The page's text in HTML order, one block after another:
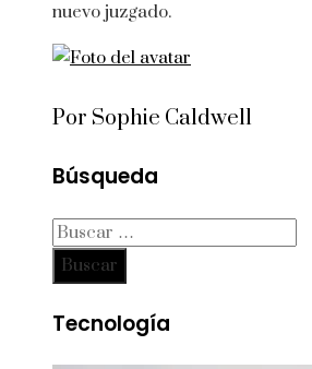
nuevo juzgado.
Por Sophie Caldwell
Búsqueda
Buscar:
Tecnología